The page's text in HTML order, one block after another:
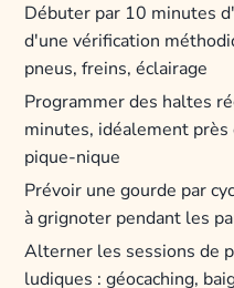
Débuter par 10 minutes
d'une vérification
pneus, freins, éclairage
Programmer des haltes
minutes, idéalement
pique-nique
Prévoir une gourde par
à grignoter pendant les
Alterner les sessions de
ludiques : géocaching,